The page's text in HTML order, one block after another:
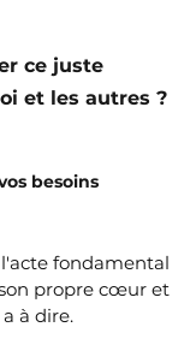
ce juste
et les autres ?
besoins
fondamental
propre cœur et
à dire.